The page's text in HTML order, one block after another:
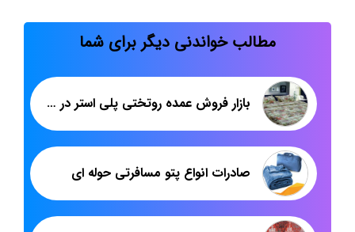
مطالب خواندنی دیگر برای شما
بازار فروش عمده روتختی پلی استر در کرج
صادرات انواع پتو مسافرتی حوله ای